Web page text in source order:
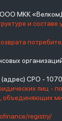
ООО МКК
и
СРО -
лиц -
объединяющих
registry/